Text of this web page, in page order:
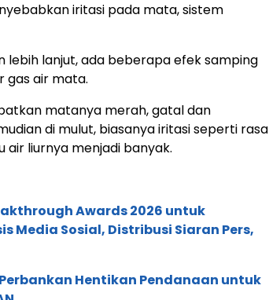
iritasi pada mata, sistem
lebih lanjut, ada beberapa efek samping
gas air mata.
matanya merah, gatal dan
di mulut, biasanya iritasi seperti rasa
liurnya menjadi banyak.
Awards 2026 untuk
Media Sosial, Distribusi Siaran Pers,
Hentikan Pendanaan untuk